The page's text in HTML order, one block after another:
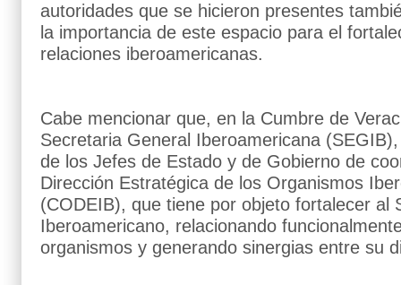
autoridades que se hicieron presentes
la importancia de este espacio para el
relaciones iberoamericanas.
Cabe mencionar que, en la Cumbre de
Secretaria General Iberoamericana
de los Jefes de Estado y de Gobierno de
Dirección Estratégica de los Organismos
(CODEIB), que tiene por objeto fortalecer al
Iberoamericano, relacionando
organismos y generando sinergias entre su